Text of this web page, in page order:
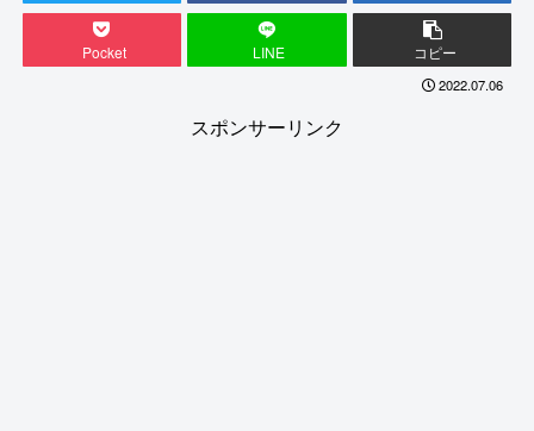
Pocket LINE コピー
2022.07.06
スポンサーリンク